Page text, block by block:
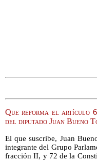
Que reforma el artículo
del diputado Juan Bueno
El que suscribe, Juan
integrante del Grupo
fracción II, y 72 de la